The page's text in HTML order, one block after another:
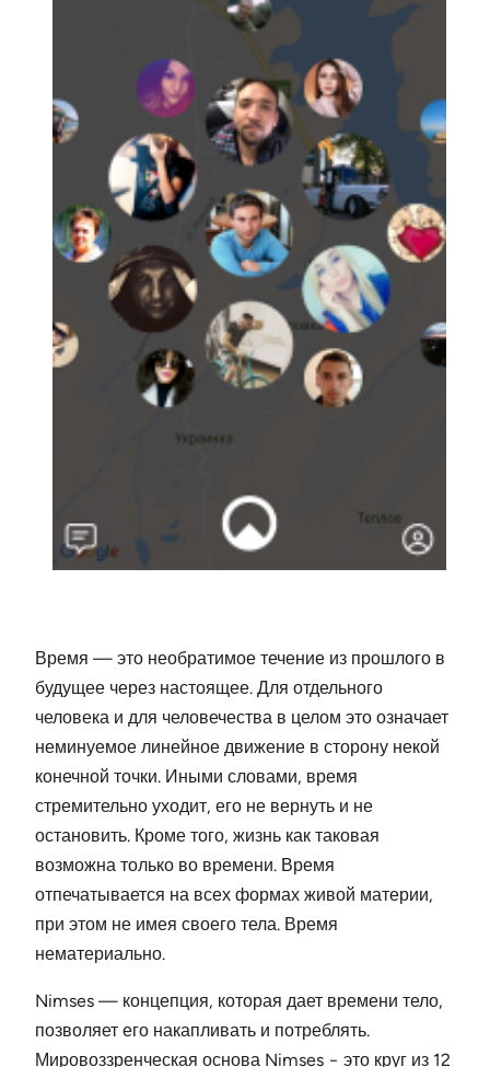
Время — это необратимое течение из прошлого в
будущее через настоящее. Для отдельного
человека и для человечества в целом это означает
неминуемое линейное движение в сторону некой
конечной точки. Иными словами, время
стремительно уходит, его не вернуть и не
остановить. Кроме того, жизнь как таковая
возможна только во времени. Время
отпечатывается на всех формах живой материи,
при этом не имея своего тела. Время
нематериально.
Nimses — концепция, которая дает времени тело,
позволяет его накапливать и потреблять.
Мировоззренческая основа Nimses − это круг из 12